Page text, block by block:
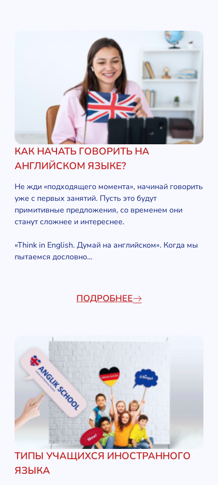
КАК НАЧАТЬ ГОВОРИТЬ НА
АНГЛИЙСКОМ ЯЗЫКЕ?
Не жди «подходящего момента», начинай говорить
уже с первых занятий. Пусть это будут
примитивные предложения, со временем они
станут сложнее и интереснее.
«Think in English. Думай на английском». Когда мы
пытаемся дословно…
ПОДРОБНЕЕ
ТИПЫ УЧАЩИХСЯ ИНОСТРАННОГО
ЯЗЫКА